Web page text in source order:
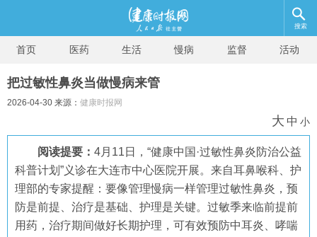
搜索
首页 医药 生活 慢病 监督 活动
把过敏性鼻炎当做慢病来管
2026-04-30 来源： 健康时报网
大 中 小
阅读提要： 4月11日，“健康中国·过敏性鼻炎防治公益
科普计划”义诊在大连市中心医院开展。来自耳鼻喉科、护
理部的专家提醒：要像管理慢病一样管理过敏性鼻炎，预
防是前提、治疗是基础、护理是关键。过敏季来临前提前
用药，治疗期间做好长期护理，可有效预防中耳炎、哮喘